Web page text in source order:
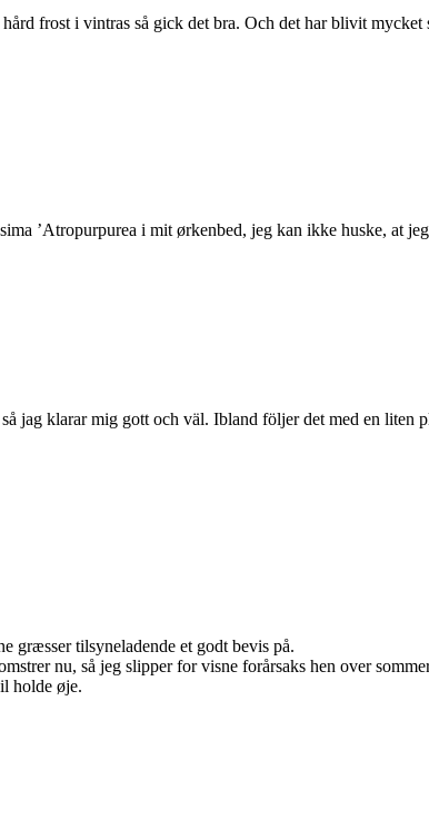
frost i vintras så gick det bra. Och det har blivit
’Atropurpurea i mit ørkenbed, jeg kan ikke huske, at
jag klarar mig gott och väl. Ibland följer det med en
græsser tilsyneladende et godt bevis på.
nu, så jeg slipper for visne forårsaks hen over
holde øje.